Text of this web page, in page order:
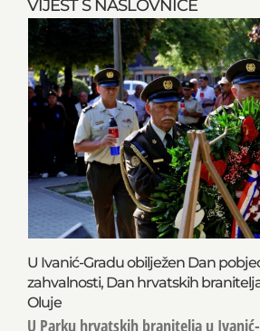
VIJEST S NASLOVNICE
U Ivanić-Gradu obilježen Dan
zahvalnosti, Dan hrvatskih